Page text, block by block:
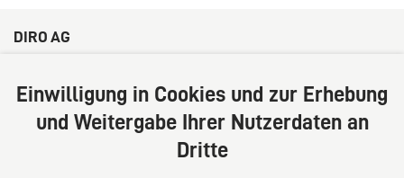
DIRO AG
20354 Hamburg
Deutschland
Tel: +49 (0) 40 41352231
Einwilligung in Cookies und zur Erhebung
und Weitergabe Ihrer Nutzerdaten an
Dritte